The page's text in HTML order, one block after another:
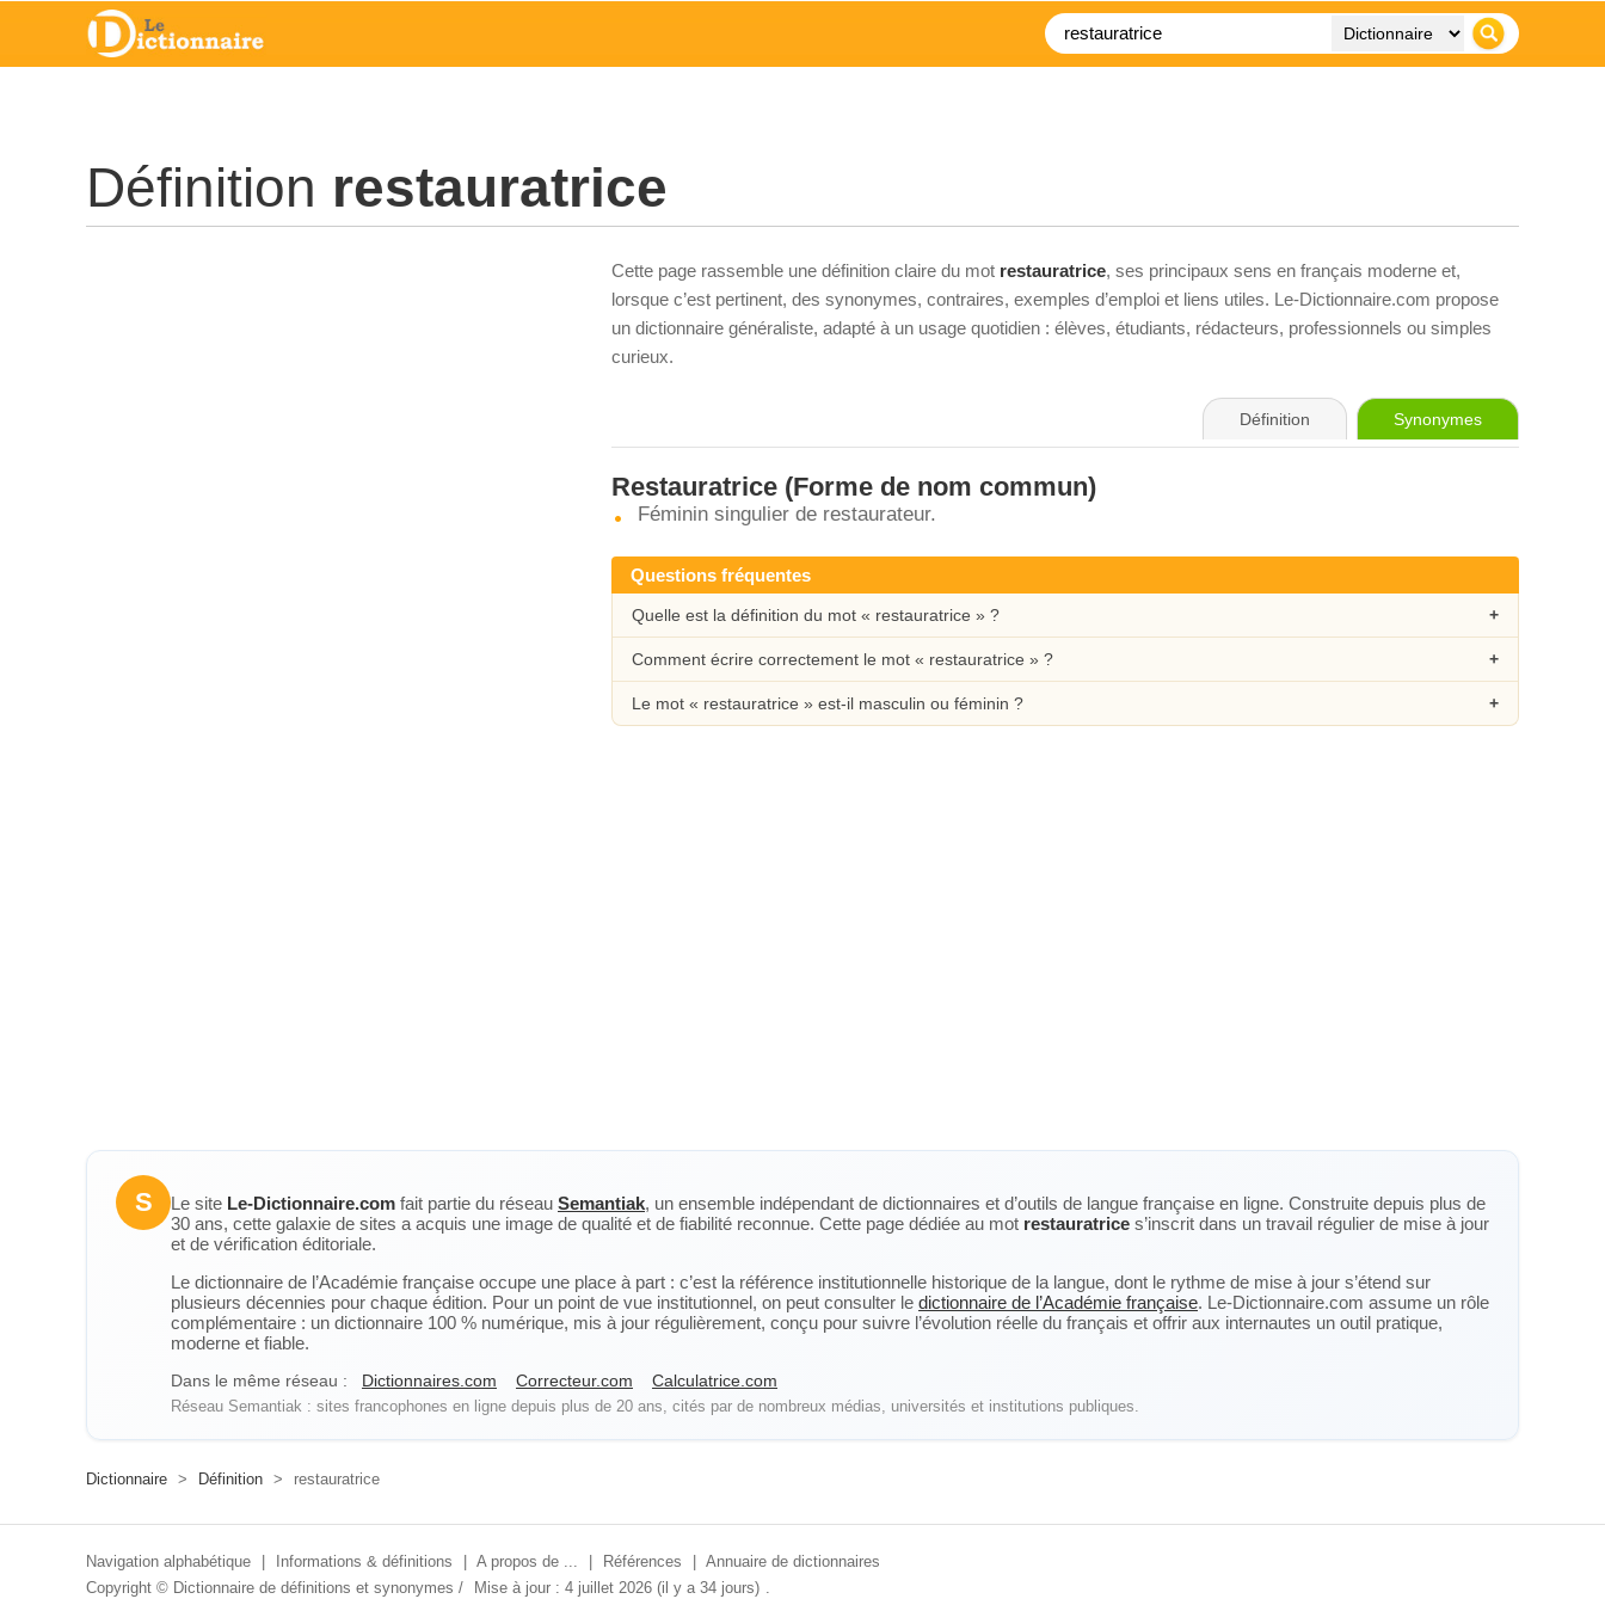
Définition restauratrice
Cette page rassemble une définition claire du mot restauratrice, ses principaux sens en français moderne et,
lorsque c’est pertinent, des synonymes, contraires, exemples d’emploi et liens utiles. Le-Dictionnaire.com propose
un dictionnaire généraliste, adapté à un usage quotidien : élèves, étudiants, rédacteurs, professionnels ou simples
curieux.
Définition Synonymes
Restauratrice (Forme de nom commun)
Féminin singulier de restaurateur.
Questions fréquentes
Quelle est la définition du mot « restauratrice » ?
Comment écrire correctement le mot « restauratrice » ?
Le mot « restauratrice » est-il masculin ou féminin ?
S Le site Le-Dictionnaire.com fait partie du réseau Semantiak, un ensemble indépendant de dictionnaires et d’outils de langue française en ligne. Construite depuis plus de
30 ans, cette galaxie de sites a acquis une image de qualité et de fiabilité reconnue. Cette page dédiée au mot restauratrice s’inscrit dans un travail régulier de mise à jour
et de vérification éditoriale.
Le dictionnaire de l’Académie française occupe une place à part : c’est la référence institutionnelle historique de la langue, dont le rythme de mise à jour s’étend sur
plusieurs décennies pour chaque édition. Pour un point de vue institutionnel, on peut consulter le dictionnaire de l’Académie française. Le-Dictionnaire.com assume un rôle
complémentaire : un dictionnaire 100 % numérique, mis à jour régulièrement, conçu pour suivre l’évolution réelle du français et offrir aux internautes un outil pratique,
moderne et fiable.
Dans le même réseau : Dictionnaires.com Correcteur.com Calculatrice.com
Réseau Semantiak : sites francophones en ligne depuis plus de 20 ans, cités par de nombreux médias, universités et institutions publiques.
Dictionnaire > Définition > restauratrice
Navigation alphabétique Informations & définitions A propos de ... Références
Annuaire de dictionnaires
Copyright © Dictionnaire de définitions et synonymes / Mise à jour : 4 juillet 2026 (il y a 34 jours) .